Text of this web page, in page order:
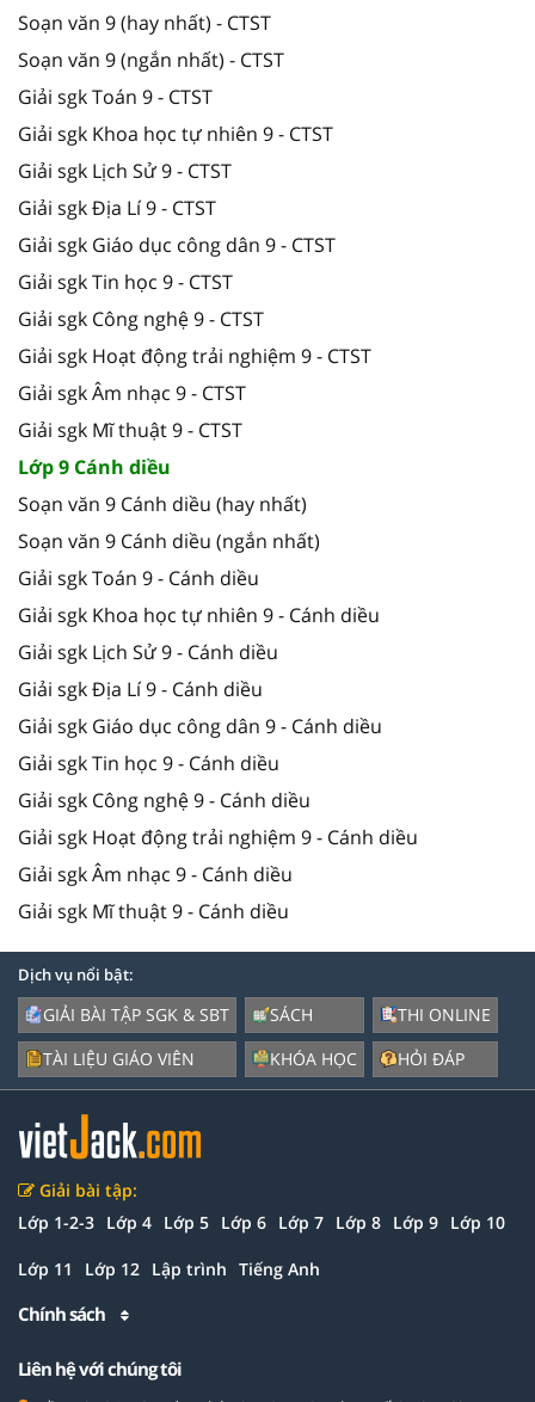
Soạn văn 9 (hay nhất) - CTST
Soạn văn 9 (ngắn nhất) - CTST
Giải sgk Toán 9 - CTST
Giải sgk Khoa học tự nhiên 9 - CTST
Giải sgk Lịch Sử 9 - CTST
Giải sgk Địa Lí 9 - CTST
Giải sgk Giáo dục công dân 9 - CTST
Giải sgk Tin học 9 - CTST
Giải sgk Công nghệ 9 - CTST
Giải sgk Hoạt động trải nghiệm 9 - CTST
Giải sgk Âm nhạc 9 - CTST
Giải sgk Mĩ thuật 9 - CTST
Lớp 9 Cánh diều
Soạn văn 9 Cánh diều (hay nhất)
Soạn văn 9 Cánh diều (ngắn nhất)
Giải sgk Toán 9 - Cánh diều
Giải sgk Khoa học tự nhiên 9 - Cánh diều
Giải sgk Lịch Sử 9 - Cánh diều
Giải sgk Địa Lí 9 - Cánh diều
Giải sgk Giáo dục công dân 9 - Cánh diều
Giải sgk Tin học 9 - Cánh diều
Giải sgk Công nghệ 9 - Cánh diều
Giải sgk Hoạt động trải nghiệm 9 - Cánh diều
Giải sgk Âm nhạc 9 - Cánh diều
Giải sgk Mĩ thuật 9 - Cánh diều
Dịch vụ nổi bật:
GIẢI BÀI TẬP SGK & SBT
TÀI LIỆU GIÁO VIÊN
SÁCH
KHÓA HỌC
THI ONLINE
HỎI ĐÁP
Giải bài tập:
Lớp 1-2-3 Lớp 4 Lớp 5 Lớp 6 Lớp 7 Lớp 8 Lớp 9 Lớp 10
Lớp 11 Lớp 12 Lập trình Tiếng Anh
Chính sách
Liên hệ với chúng tôi